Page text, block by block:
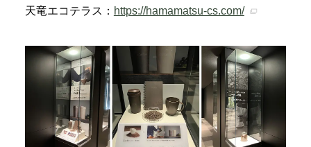
天竜エコテラス： https://hamamatsu-cs.com/